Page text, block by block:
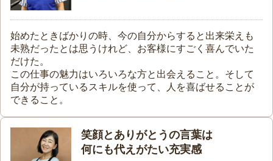
始めたときばかりの時、今の自分からすると出来栄えも
未熟だったとは思うけれど、お客様にすごく喜んでいた
だけた。
この仕事の魅力はいろいろな方と出会えること。そして
自分が持っているスキルを使って、人を喜ばせることが
できること。
笑顔とありがとうの言葉は
何にも代えがたい充実感